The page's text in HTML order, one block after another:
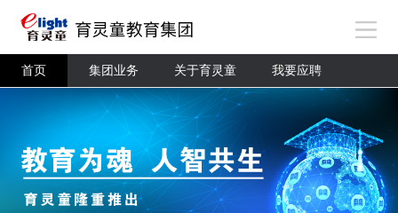
首页 集团业务 关于育灵童 我要应聘